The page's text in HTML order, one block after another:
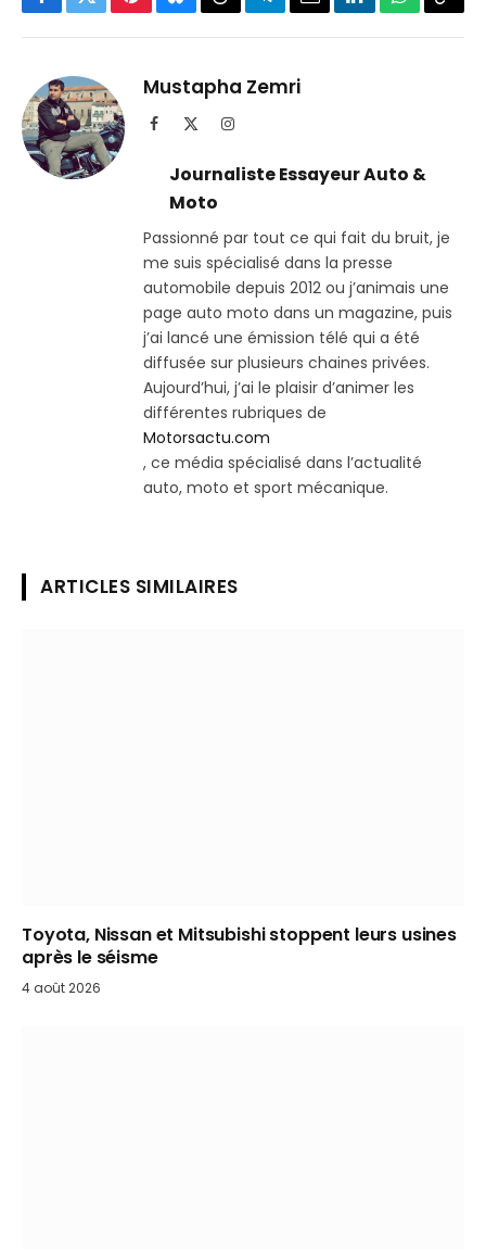
Facebook
TwitterPinterestBlueskyThreadsPartager
Telegram
EmailLinkedInWhatsApp
Mustapha Zemri
Facebook Instagram
Journaliste Essayeur Auto &
Moto
Passionné par tout ce qui fait du bruit, je
me suis spécialisé dans la presse
automobile depuis 2012 ou j’animais une
page auto moto dans un magazine, puis
j’ai lancé une émission télé qui a été
diffusée sur plusieurs chaines privées.
Aujourd’hui, j’ai le plaisir d’animer les
différentes rubriques de
Motorsactu.com
, ce média spécialisé dans l’actualité
auto, moto et sport mécanique.
ARTICLES SIMILAIRES
Toyota, Nissan et Mitsubishi stoppent leurs usines
après le séisme
4 août 2026